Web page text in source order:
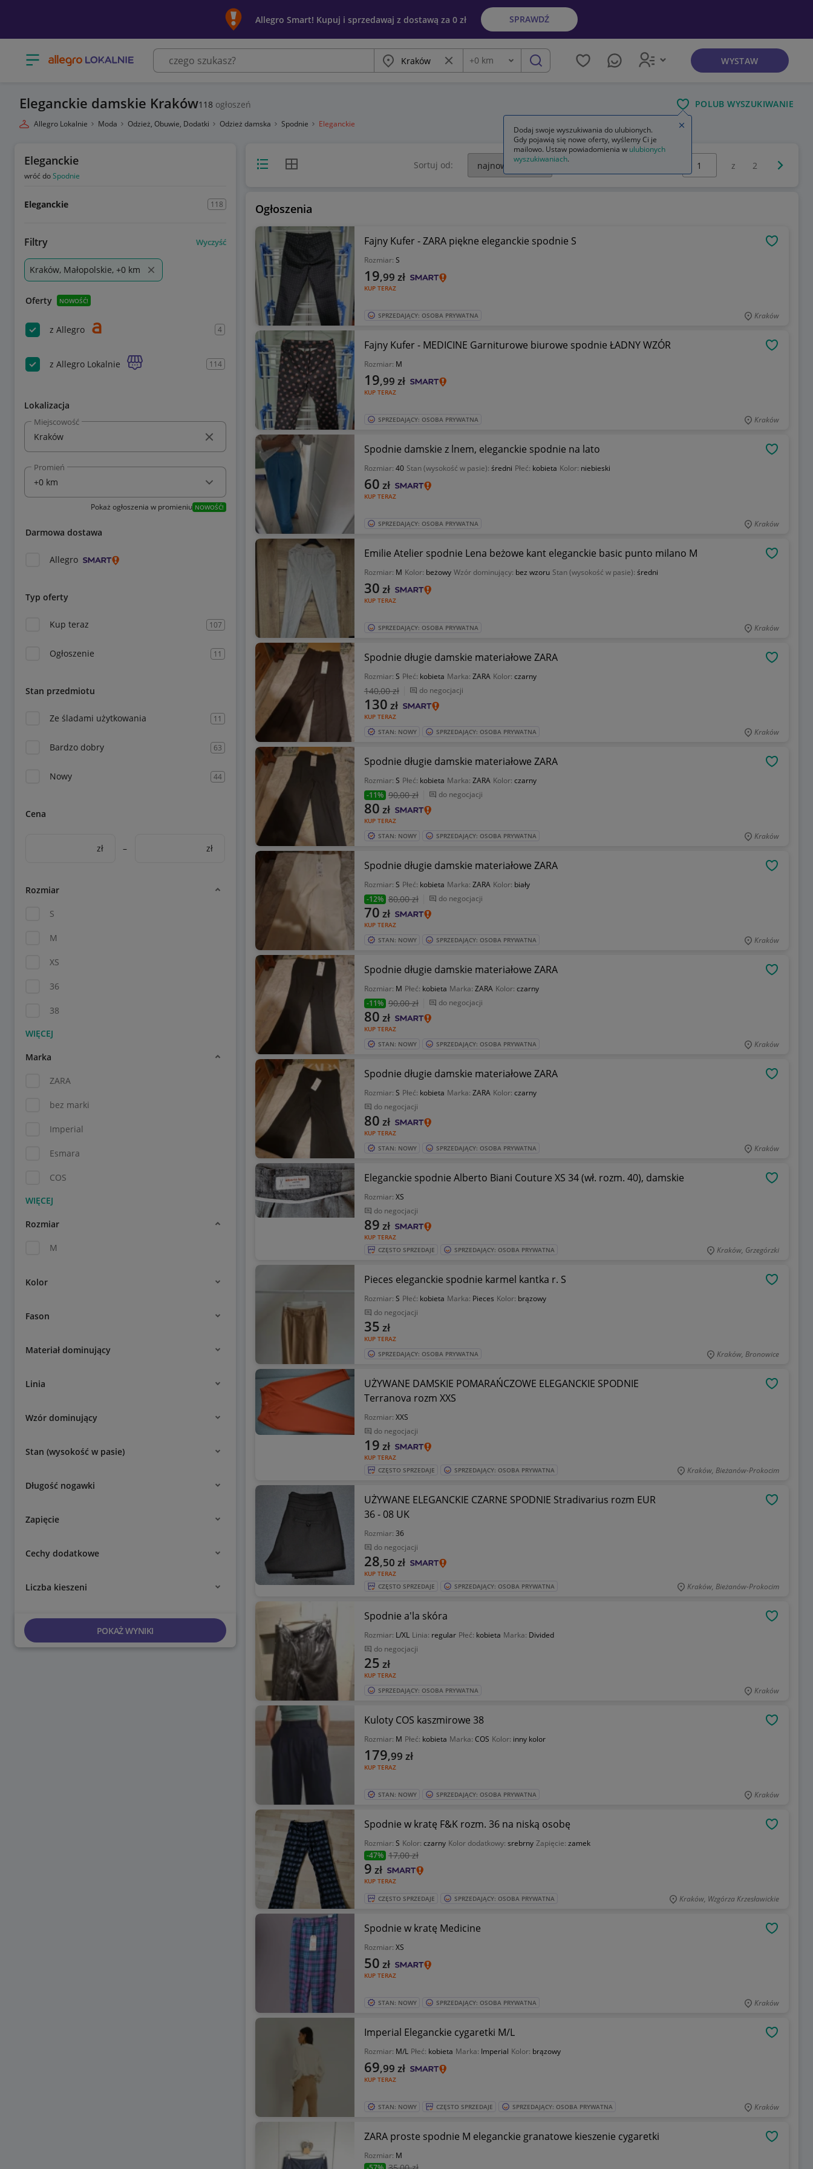
Allegro Smart! Kupuj i sprzedawaj z dostawą za 0 zł SPRAWDŹ
Otwórz menu z kategoriami Miasto Wyczyść frazę
Odległość
+0 km szukaj WYSTAW
Eleganckie damskie Kraków118 ogłoszeń POLUB WYSZUKIWANIE
Allegro Lokalnie Moda Odzież, Obuwie, Dodatki Odzież damska Spodnie Eleganckie
Eleganckie
wróć doSpodnie
Eleganckie 118
Filtry Wyczyść
Kraków, Małopolskie, +0 km
Oferty NOWOŚĆ!
z Allegro 4
z Allegro Lokalnie 114
Lokalizacja
Miejscowość
Promień
Pokaż ogłoszenia w promieniu NOWOŚĆ!
Darmowa dostawa
Allegro
Typ oferty
Kup teraz 107
Ogłoszenie 11
Stan przedmiotu
Ze śladami użytkowania 11
Bardzo dobry 63
Nowy 44
Cena
zł – zł
Rozmiar
S
M
XS
36
38
Marka
ZARA
bez marki
Imperial
Esmara
COS
Rozmiar
M
Kolor
Fason
Materiał dominujący
Linia
Wzór dominujący
Stan (wysokość w pasie)
Długość nogawki
Zapięcie
Cechy dodatkowe
Liczba kieszeni
POKAŻ WYNIKI
Widok listyWidok siatki Sortuj od: z 2
Ogłoszenia
Fajny Kufer - ZARA piękne eleganckie spodnie S
Rozmiar: S
KUP TERAZ
19,99 zł
SPRZEDAJĄCY: OSOBA PRYWATNA Kraków
Fajny Kufer - MEDICINE Garniturowe biurowe spodnie ŁADNY WZÓR
Rozmiar: M
KUP TERAZ
19,99 zł
SPRZEDAJĄCY: OSOBA PRYWATNA Kraków
Spodnie damskie z lnem, eleganckie spodnie na lato
Rozmiar: 40 Stan (wysokość w pasie): średni Płeć: kobieta Kolor: niebieski
KUP TERAZ
60 zł
SPRZEDAJĄCY: OSOBA PRYWATNA Kraków
Emilie Atelier spodnie Lena beżowe kant eleganckie basic punto milano M
Rozmiar: M Kolor: beżowy Wzór dominujący: bez wzoru Stan (wysokość w pasie): średni
KUP TERAZ
30 zł
SPRZEDAJĄCY: OSOBA PRYWATNA Kraków
Spodnie długie damskie materiałowe ZARA
Rozmiar: S Płeć: kobieta Marka: ZARA Kolor: czarny
140,00 zł do negocjacji
KUP TERAZ
130 zł
STAN: NOWY SPRZEDAJĄCY: OSOBA PRYWATNA Kraków
Spodnie długie damskie materiałowe ZARA
Rozmiar: S Płeć: kobieta Marka: ZARA Kolor: czarny
-11% 90,00 zł do negocjacji
KUP TERAZ
80 zł
STAN: NOWY SPRZEDAJĄCY: OSOBA PRYWATNA Kraków
Spodnie długie damskie materiałowe ZARA
Rozmiar: S Płeć: kobieta Marka: ZARA Kolor: biały
-12% 80,00 zł do negocjacji
KUP TERAZ
70 zł
STAN: NOWY SPRZEDAJĄCY: OSOBA PRYWATNA Kraków
Spodnie długie damskie materiałowe ZARA
Rozmiar: M Płeć: kobieta Marka: ZARA Kolor: czarny
-11% 90,00 zł do negocjacji
KUP TERAZ
80 zł
STAN: NOWY SPRZEDAJĄCY: OSOBA PRYWATNA Kraków
Spodnie długie damskie materiałowe ZARA
Rozmiar: S Płeć: kobieta Marka: ZARA Kolor: czarny
do negocjacji
KUP TERAZ
80 zł
STAN: NOWY SPRZEDAJĄCY: OSOBA PRYWATNA Kraków
Eleganckie spodnie Alberto Biani Couture XS 34 (wł. rozm. 40), damskie
Rozmiar: XS
do negocjacji
KUP TERAZ
89 zł
CZĘSTO SPRZEDAJE SPRZEDAJĄCY: OSOBA PRYWATNA Kraków, Grzegórzki
Pieces eleganckie spodnie karmel kantka r. S
Rozmiar: S Płeć: kobieta Marka: Pieces Kolor: brązowy
do negocjacji
KUP TERAZ
35 zł
SPRZEDAJĄCY: OSOBA PRYWATNA Kraków, Bronowice
UŻYWANE DAMSKIE POMARAŃCZOWE ELEGANCKIE SPODNIE
Terranova rozm XXS
Rozmiar: XXS
do negocjacji
KUP TERAZ
19 zł
CZĘSTO SPRZEDAJE SPRZEDAJĄCY: OSOBA PRYWATNA Kraków, Bieżanów-Prokocim
UŻYWANE ELEGANCKIE CZARNE SPODNIE Stradivarius rozm EUR
36 - 08 UK
Rozmiar: 36
do negocjacji
KUP TERAZ
28,50 zł
CZĘSTO SPRZEDAJE SPRZEDAJĄCY: OSOBA PRYWATNA Kraków, Bieżanów-Prokocim
Spodnie a'la skóra
Rozmiar: L/XL Linia: regular Płeć: kobieta Marka: Divided
do negocjacji
KUP TERAZ
25 zł
SPRZEDAJĄCY: OSOBA PRYWATNA Kraków
Kuloty COS kaszmirowe 38
Rozmiar: M Płeć: kobieta Marka: COS Kolor: inny kolor
KUP TERAZ
179,99 zł
STAN: NOWY SPRZEDAJĄCY: OSOBA PRYWATNA Kraków
Spodnie w kratę F&K rozm. 36 na niską osobę
Rozmiar: S Kolor: czarny Kolor dodatkowy: srebrny Zapięcie: zamek
-47% 17,00 zł
KUP TERAZ
9 zł
CZĘSTO SPRZEDAJE SPRZEDAJĄCY: OSOBA PRYWATNA Kraków, Wzgórza Krzesławickie
Spodnie w kratę Medicine
Rozmiar: XS
KUP TERAZ
50 zł
STAN: NOWY SPRZEDAJĄCY: OSOBA PRYWATNA Kraków
Imperial Eleganckie cygaretki M/L
Rozmiar: M/L Płeć: kobieta Marka: Imperial Kolor: brązowy
KUP TERAZ
69,99 zł
STAN: NOWY CZĘSTO SPRZEDAJE SPRZEDAJĄCY: OSOBA PRYWATNA Kraków
ZARA proste spodnie M eleganckie granatowe kieszenie cygaretki
Rozmiar: M
Dodaj swoje wyszukiwania do ulubionych.
Gdy pojawią się nowe oferty, wyślemy Ci je
mailowo. Ustaw powiadomienia w ulubionych
wyszukiwaniach.
Zamknij wskazówkę